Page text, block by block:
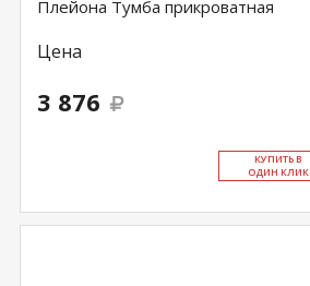
Плейона Тумба прикроватная
Цена
3 876
КУ­ПИТЬ В
ОДИН КЛИК